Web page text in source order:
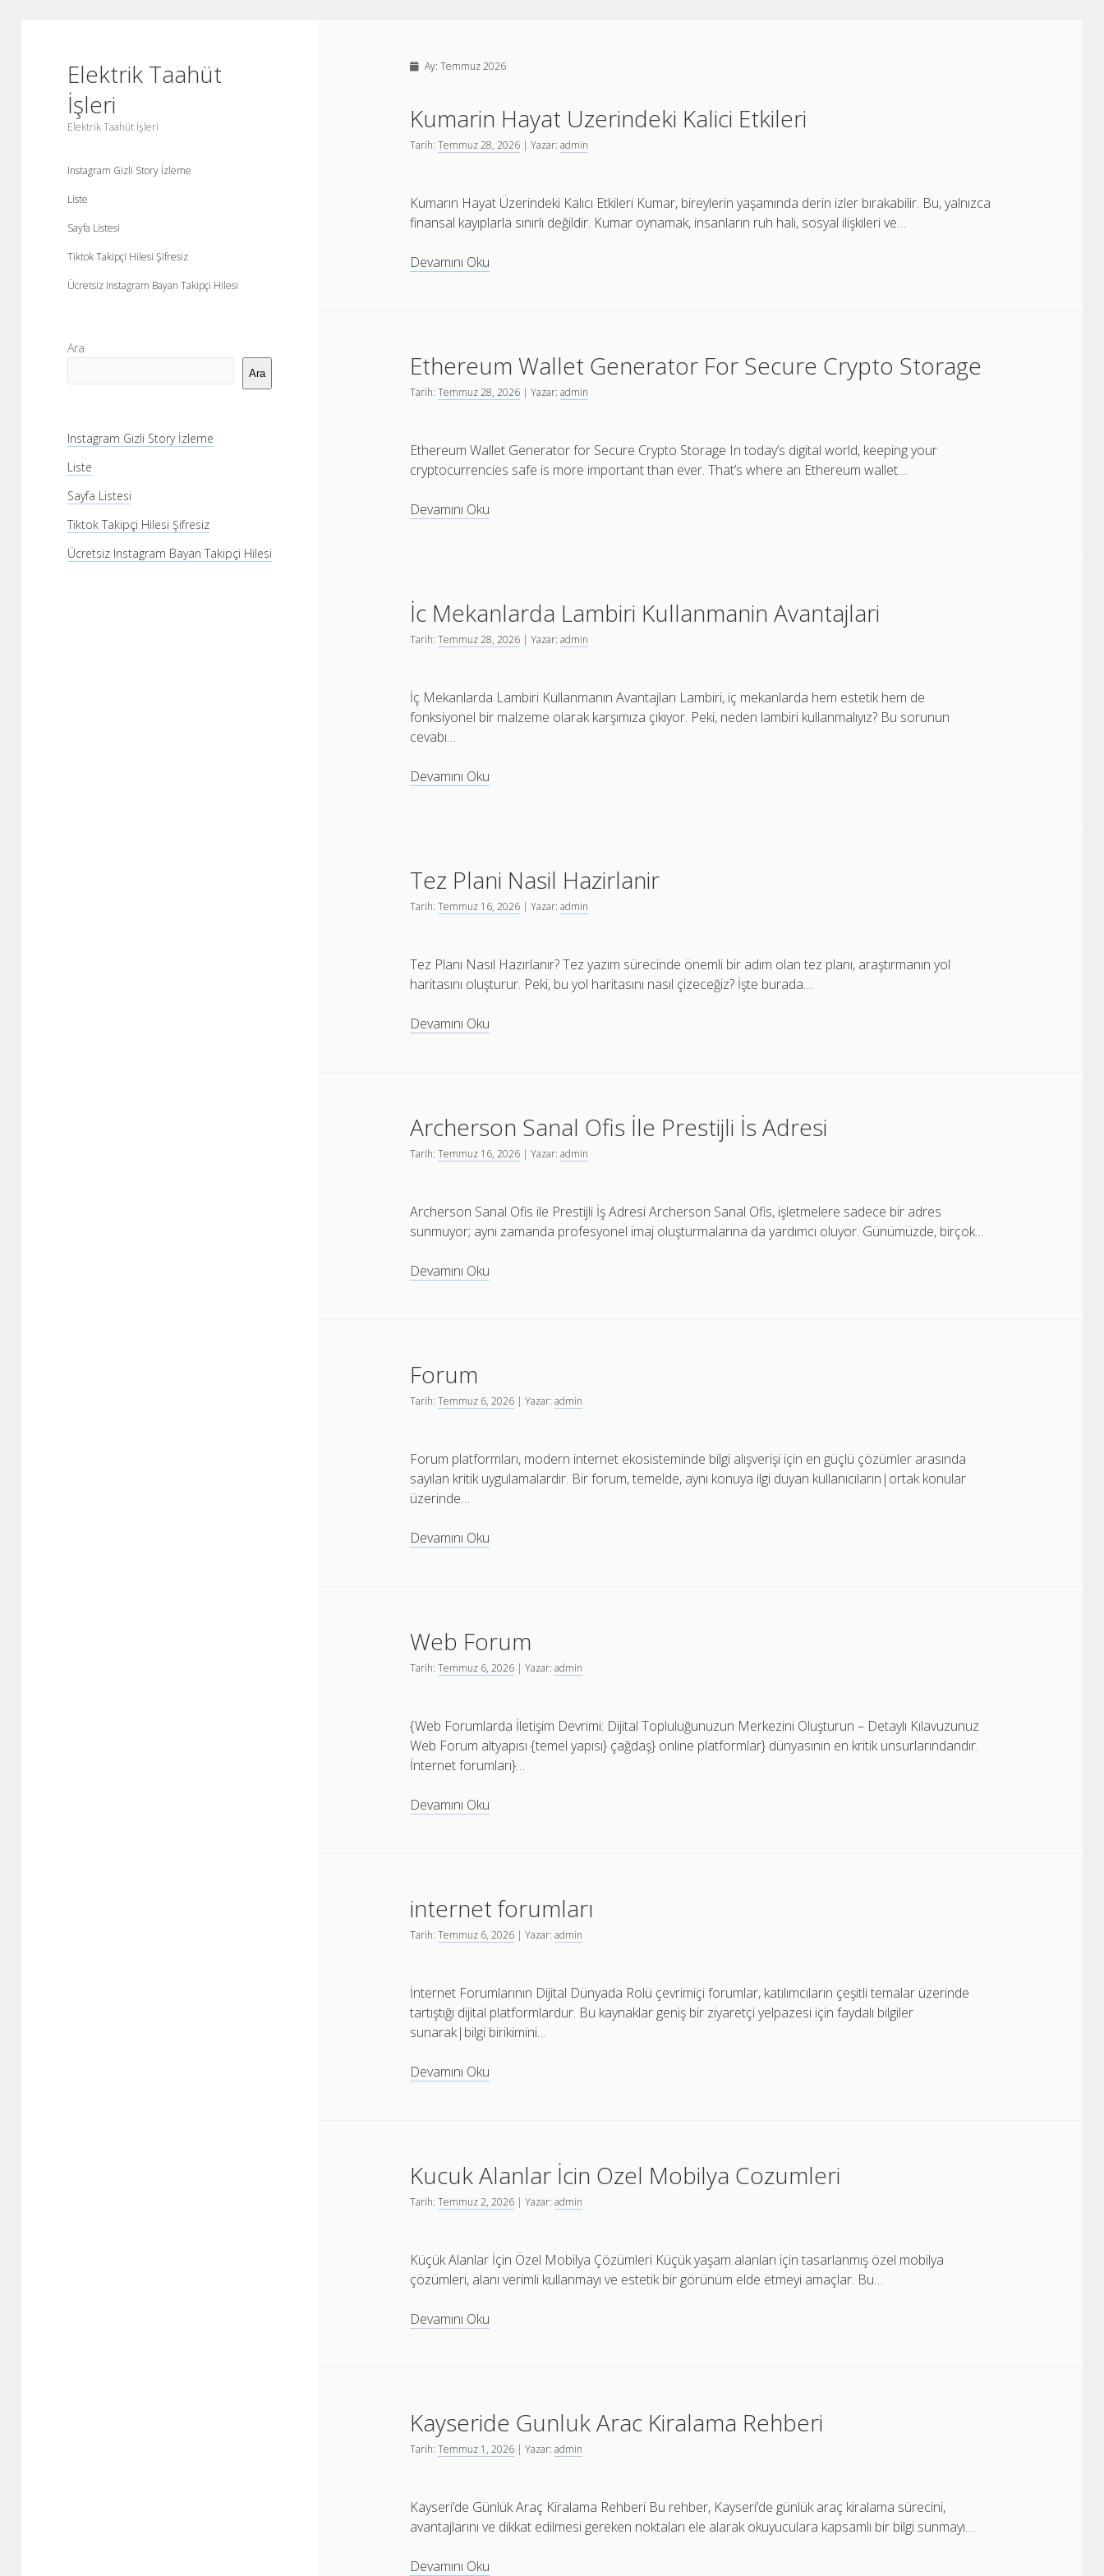
Elektrik Taahüt
İşleri
Elektrik Taahüt İşleri
Instagram Gizli Story İzleme
Liste
Sayfa Listesi
Tiktok Takipçi Hilesi Şifresiz
Ücretsiz Instagram Bayan Takipçi Hilesi
Yan
Menü
Ara
Ara
Instagram Gizli Story İzleme
Liste
Sayfa Listesi
Tiktok Takipçi Hilesi Şifresiz
Ücretsiz Instagram Bayan Takipçi Hilesi
Ay:Temmuz 2026
Kumarin Hayat Uzerindeki Kalici Etkileri
Tarih:Temmuz 28, 2026 | Yazar:admin
Kumarın Hayat Üzerindeki Kalıcı Etkileri Kumar, bireylerin yaşamında derin izler bırakabilir. Bu, yalnızca
finansal kayıplarla sınırlı değildir. Kumar oynamak, insanların ruh hali, sosyal ilişkileri ve…
Devamını Oku
Ethereum Wallet Generator For Secure Crypto Storage
Tarih:Temmuz 28, 2026 | Yazar:admin
Ethereum Wallet Generator for Secure Crypto Storage In today’s digital world, keeping your
cryptocurrencies safe is more important than ever. That’s where an Ethereum wallet…
Devamını Oku
Crypto
Storage
İc Mekanlarda Lambiri Kullanmanin Avantajlari
Tarih:Temmuz 28, 2026 | Yazar:admin
İç Mekanlarda Lambiri Kullanmanın Avantajları Lambiri, iç mekanlarda hem estetik hem de
fonksiyonel bir malzeme olarak karşımıza çıkıyor. Peki, neden lambiri kullanmalıyız? Bu sorunun
cevabı…
Devamını Oku
Tez Plani Nasil Hazirlanir
Tarih:Temmuz 16, 2026 | Yazar:admin
Tez Planı Nasıl Hazırlanır? Tez yazım sürecinde önemli bir adım olan tez planı, araştırmanın yol
haritasını oluşturur. Peki, bu yol haritasını nasıl çizeceğiz? İşte burada…
Devamını Oku
Archerson Sanal Ofis İle Prestijli İs Adresi
Tarih:Temmuz 16, 2026 | Yazar:admin
Archerson Sanal Ofis ile Prestijli İş Adresi Archerson Sanal Ofis, işletmelere sadece bir adres
sunmuyor; aynı zamanda profesyonel imaj oluşturmalarına da yardımcı oluyor. Günümüzde, birçok…
Devamını Oku
Forum
Tarih:Temmuz 6, 2026 | Yazar:admin
Forum platformları, modern internet ekosisteminde bilgi alışverişi için en güçlü çözümler arasında
sayılan kritik uygulamalardır. Bir forum, temelde, aynı konuya ilgi duyan kullanıcıların|ortak konular
üzerinde…
Devamını Oku
Web Forum
Tarih:Temmuz 6, 2026 | Yazar:admin
{Web Forumlarda İletişim Devrimi: Dijital Topluluğunuzun Merkezini Oluşturun – Detaylı Kılavuzunuz
Web Forum altyapısı {temel yapısı} çağdaş} online platformlar} dünyasının en kritik unsurlarındandır.
İnternet forumları}…
Devamını Oku
internet forumları
Tarih:Temmuz 6, 2026 | Yazar:admin
İnternet Forumlarının Dijital Dünyada Rolü çevrimiçi forumlar, katılımcıların çeşitli temalar üzerinde
tartıştığı dijital platformlardur. Bu kaynaklar geniş bir ziyaretçi yelpazesi için faydalı bilgiler
sunarak|bilgi birikimini…
Devamını Oku
Kucuk Alanlar İcin Ozel Mobilya Cozumleri
Tarih:Temmuz 2, 2026 | Yazar:admin
Küçük Alanlar İçin Özel Mobilya Çözümleri Küçük yaşam alanları için tasarlanmış özel mobilya
çözümleri, alanı verimli kullanmayı ve estetik bir görünüm elde etmeyi amaçlar. Bu…
Devamını Oku
Cozumleri
Kayseride Gunluk Arac Kiralama Rehberi
Tarih:Temmuz 1, 2026 | Yazar:admin
Kayseri’de Günlük Araç Kiralama Rehberi Bu rehber, Kayseri’de günlük araç kiralama sürecini,
avantajlarını ve dikkat edilmesi gereken noktaları ele alarak okuyuculara kapsamlı bir bilgi sunmayı…
Devamını Oku